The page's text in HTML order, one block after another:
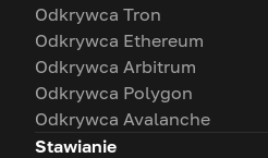
Odkrywca Tron
Odkrywca Ethereum
Odkrywca Arbitrum
Odkrywca Polygon
Odkrywca Avalanche
Stawianie